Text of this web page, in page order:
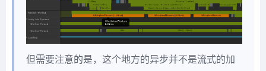
但需要注意的是，这个地方的异步并不是流式的加